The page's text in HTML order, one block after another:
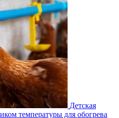
Детская
температуры для обогрева